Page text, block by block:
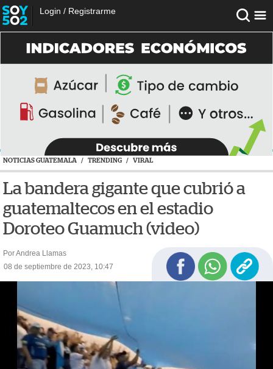
Login / Registrarme
NOTICIAS GUATEMALA / TRENDING / VIRAL
La bandera gigante que cubrió a
guatemaltecos en el estadio
Doroteo Guamuch (video)
Por Andrea Llamas
08 de septiembre de 2023, 10:47